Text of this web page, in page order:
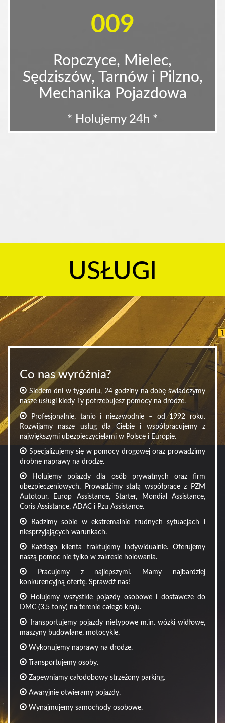
009
Ropczyce, Mielec,
Sędziszów, Tarnów i Pilzno,
Mechanika Pojazdowa
* Holujemy 24h *
USŁUGI
Co nas wyróżnia?
Siedem dni w tygodniu, 24 godziny na dobę świadczymy
nasze usługi kiedy Ty potrzebujesz pomocy na drodze.
Profesjonalnie, tanio i niezawodnie – od 1992 roku.
Rozwijamy nasze usług dla Ciebie i współpracujemy z
największymi ubezpieczycielami w Polsce i Europie.
Specjalizujemy się w pomocy drogowej oraz prowadzimy
drobne naprawy na drodze.
Holujemy pojazdy dla osób prywatnych oraz firm
ubezpieczeniowych. Prowadzimy stałą współprace z PZM
Autotour, Europ Assistance, Starter, Mondial Assistance,
Coris Assistance, ADAC i Pzu Assistance.
Radzimy sobie w ekstremalnie trudnych sytuacjach i
niesprzyjających warunkach.
Każdego klienta traktujemy indywidualnie. Oferujemy
naszą pomoc nie tylko w zakresie holowania.
Pracujemy z najlepszymi. Mamy najbardziej
konkurencyjną ofertę. Sprawdź nas!
Holujemy wszystkie pojazdy osobowe i dostawcze do
DMC (3,5 tony) na terenie całego kraju.
Transportujemy pojazdy nietypowe m.in. wózki widłowe,
maszyny budowlane, motocykle.
Wykonujemy naprawy na drodze.
Transportujemy osoby.
Zapewniamy całodobowy strzeżony parking.
Awaryjnie otwieramy pojazdy.
Wynajmujemy samochody osobowe.